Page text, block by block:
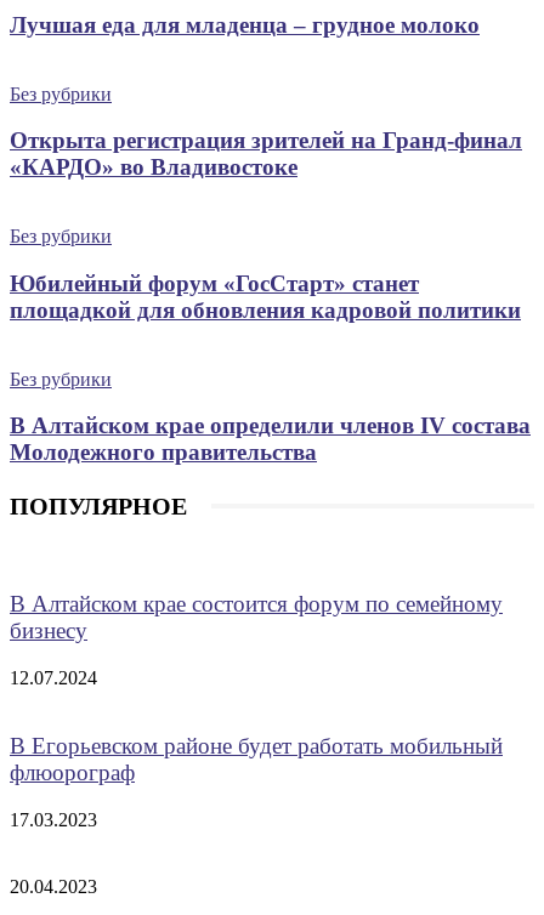
Лучшая еда для младенца – грудное молоко
Без рубрики
Открыта регистрация зрителей на Гранд-финал
«КАРДО» во Владивостоке
Без рубрики
Юбилейный форум «ГосСтарт» станет
площадкой для обновления кадровой политики
Без рубрики
В Алтайском крае определили членов IV состава
Молодежного правительства
ПОПУЛЯРНОЕ
В Алтайском крае состоится форум по семейному
бизнесу
12.07.2024
В Егорьевском районе будет работать мобильный
флюорограф
17.03.2023
20.04.2023